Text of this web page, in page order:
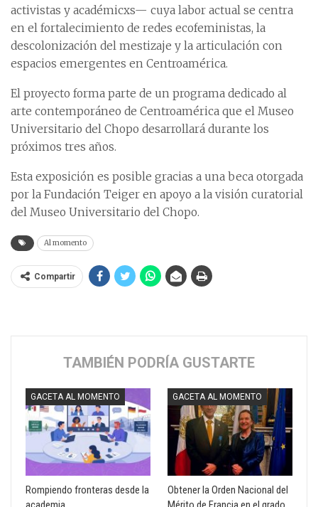
activistas y académicxs— cuya labor actual se centra
en el fortalecimiento de redes ecofeministas, la
descolonización del mestizaje y la articulación con
espacios emergentes en Centroamérica.
El proyecto forma parte de un programa dedicado al
arte contemporáneo de Centroamérica que el Museo
Universitario del Chopo desarrollará durante los
próximos tres años.
Esta exposición es posible gracias a una beca otorgada
por la Fundación Teiger en apoyo a la visión curatorial
del Museo Universitario del Chopo.
Al momento
Compartir
TAMBIÉN PODRÍA GUSTARTE
GACETA AL MOMENTO
Rompiendo fronteras desde la
GACETA AL MOMENTO
Obtener la Orden Nacional del